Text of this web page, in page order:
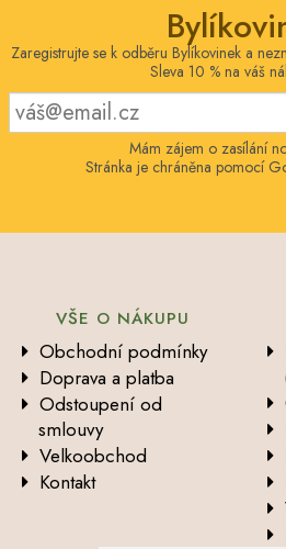
Zaregistrujte se k odběru Bylíkovinek a
Sleva 10 % na váš
Mám zájem o zasílání
Stránka je chráněna pomocí
VŠE O NÁKUPU
Obchodní podmínky
Doprava a platba
Odstoupení od
smlouvy
Velkoobchod
Kontakt